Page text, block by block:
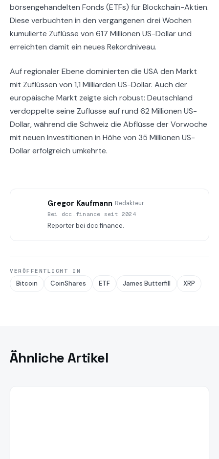
börsengehandelten Fonds (ETFs) für Blockchain-Aktien.
Diese verbuchten in den vergangenen drei Wochen
kumulierte Zuflüsse von 617 Millionen US-Dollar und
erreichten damit ein neues Rekordniveau.
Auf regionaler Ebene dominierten die USA den Markt
mit Zuflüssen von 1,1 Milliarden US-Dollar. Auch der
europäische Markt zeigte sich robust: Deutschland
verdoppelte seine Zuflüsse auf rund 62 Millionen US-
Dollar, während die Schweiz die Abflüsse der Vorwoche
mit neuen Investitionen in Höhe von 35 Millionen US-
Dollar erfolgreich umkehrte.
Gregor Kaufmann· Redakteur
Bei dcc.finance seit 2024
Reporter bei dcc.finance.
VERÖFFENTLICHT IN
Bitcoin CoinShares ETF James Butterfill XRP
Ähnliche Artikel